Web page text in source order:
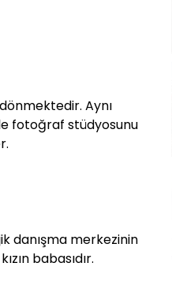
Aynı
fotoğraf stüdyosunu
danışma merkezinin
babasıdır.